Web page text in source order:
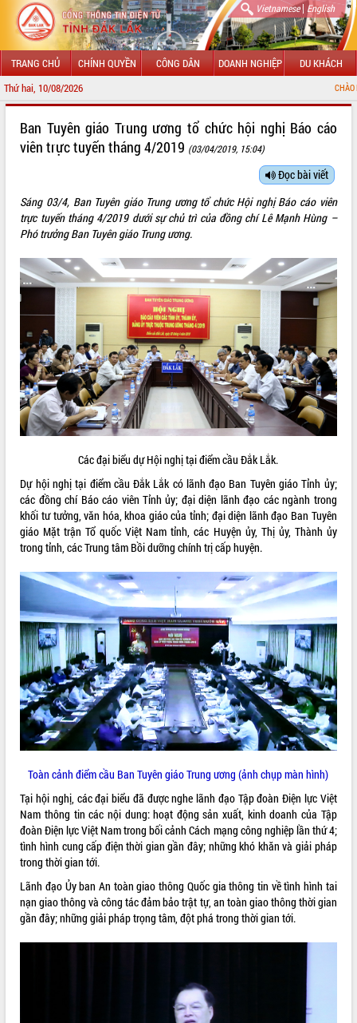
Vietnamese| English
TRANG CHỦ CHÍNH QUYỀN CÔNG DÂN DOANH NGHIỆP DU KHÁCH
Thứ hai, 10/08/2026 CHÀO MỪNG ĐẾN VỚI
LÃNH ĐẠO UBND TỈNH
SỞ, BAN, NGÀNH
THÔNG TIN CHỈ ĐẠO ĐIỀU HÀNH
HỆ THỐNG VĂN BẢN
VĂN BẢN HĐND TỈNH
ĐIỂM TIN VĂN BẢN
QUY HOẠCH - KẾ HOẠCH
VIDEO
Trailer Lễ hội Sầu riêng Đắk Lắk năm
2026
Ban Tuyên giáo Trung ương tổ chức hội nghị Báo cáo
viên trực tuyến tháng 4/2019 (03/04/2019, 15:04)
Đọc bài viết
Sáng 03/4, Ban Tuyên giáo Trung ương tổ chức Hội nghị Báo cáo viên
trực tuyến tháng 4/2019 dưới sự chủ trì của đồng chí Lê Mạnh Hùng –
Phó trưởng Ban Tuyên giáo Trung ương.
Các đại biểu dự Hội nghị tại điểm cầu Đắk Lắk.
Dự hội nghị tại điểm cầu Đắk Lắk có lãnh đạo Ban Tuyên giáo Tỉnh ủy;
các đồng chí Báo cáo viên Tỉnh ủy; đại diện lãnh đạo các ngành trong
khối tư tưởng, văn hóa, khoa giáo của tỉnh; đại diện lãnh đạo Ban Tuyên
giáo Mặt trận Tổ quốc Việt Nam tỉnh, các Huyện ủy, Thị ủy, Thành ủy
trong tỉnh, các Trung tâm Bồi dưỡng chính trị cấp huyện.
Toàn cảnh điểm cầu Ban Tuyên giáo Trung ương (ảnh chụp màn hình)
Tại hội nghị, các đại biểu đã được nghe lãnh đạo Tập đoàn Điện lực Việt
Nam thông tin các nội dung: hoạt động sản xuất, kinh doanh của Tập
đoàn Điện lực Việt Nam trong bối cảnh Cách mạng công nghiệp lần thứ 4;
tình hình cung cấp điện thời gian gần đây; những khó khăn và giải pháp
trong thời gian tới.
Lãnh đạo Ủy ban An toàn giao thông Quốc gia thông tin về tình hình tai
nạn giao thông và công tác đảm bảo trật tự, an toàn giao thông thời gian
gần đây; những giải pháp trọng tâm, đột phá trong thời gian tới.